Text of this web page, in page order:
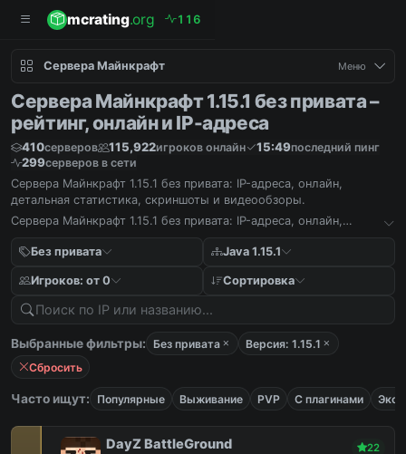
mcrating.org 1 1 6
Сервера Майнкрафт Меню
Сервера Майнкрафт 1.15.1 без привата –
рейтинг, онлайн и IP-адреса
410серверов 115,922игроков онлайн 15:49последний пинг
299серверов в сети
Сервера Майнкрафт 1.15.1 без привата: IP-адреса, онлайн,
детальная статистика, скриншоты и видеообзоры.
Сервера Майнкрафт 1.15.1 без привата: IP-адреса, онлайн,
Без привата
Java 1.15.1
Игроков: от 0 Сортировка
Выбранные фильтры: Без привата
Версия: 1.15.1
Сбросить
Часто ищут: Популярные Выживание PVP С плагинами
DayZ BattleGround
22